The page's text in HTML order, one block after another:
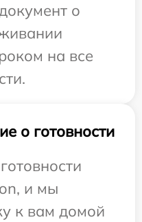
о
на все
о готовности
и мы
к вам домой